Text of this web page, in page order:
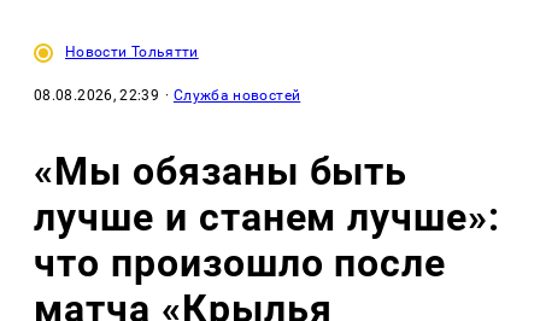
Новости Тольятти
08.08.2026, 22:39 · Служба новостей
«Мы обязаны быть
лучше и станем лучше»:
что произошло после
матча «Крылья